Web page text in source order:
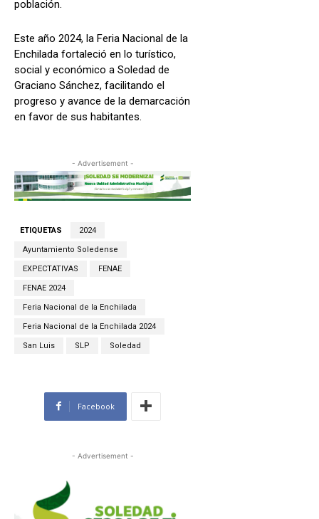
población.
Este año 2024, la Feria Nacional de la
Enchilada fortaleció en lo turístico,
social y económico a Soledad de
Graciano Sánchez, facilitando el
progreso y avance de la demarcación
en favor de sus habitantes.
- Advertisement -
ETIQUETAS 2024
Ayuntamiento Soledense
EXPECTATIVAS FENAE
FENAE 2024
Feria Nacional de la Enchilada
Feria Nacional de la Enchilada 2024
San Luis SLP Soledad
Facebook
- Advertisement -